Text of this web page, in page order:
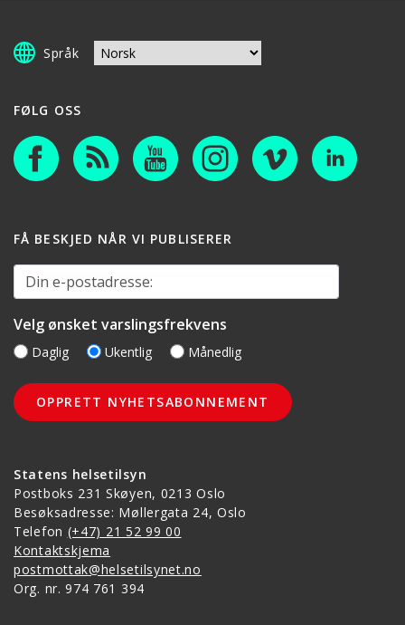
Språk
Statens helsetilsyn
Postboks 231 Skøyen, 0213 Oslo
Besøksadresse: Møllergata 24, Oslo
Telefon (+47) 21 52 99 00
Kontaktskjema
postmottak@helsetilsynet.no
Org. nr. 974 761 394
FØLG OSS
FÅ BESKJED NÅR VI PUBLISERER
Din e-postadresse:
Velg ønsket varslingsfrekvens
Daglig Ukentlig Månedlig